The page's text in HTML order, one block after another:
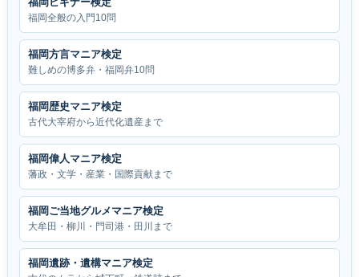
福岡全般の入門10問
福岡方言マニア検定
難しめの博多弁・福岡弁10問
福岡歴史マニア検定
古代大宰府から近代化遺産まで
福岡偉人マニア検定
藩政・文学・産業・国際貢献まで
福岡ご当地グルメマニア検定
大牟田・柳川・門司港・田川まで
福岡遺跡・遺構マニア検定